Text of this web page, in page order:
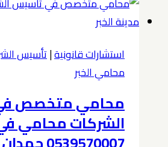
القانونية
شركة
محاماة
2026
في
الخبر
0539570007
استشارات قانونية|تأسيس
محامي الخبر
محامي متخصص
الشركات محامي